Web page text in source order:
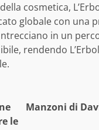
cosmetica,
globale con una
in un
rendendo
le
Manzoni di